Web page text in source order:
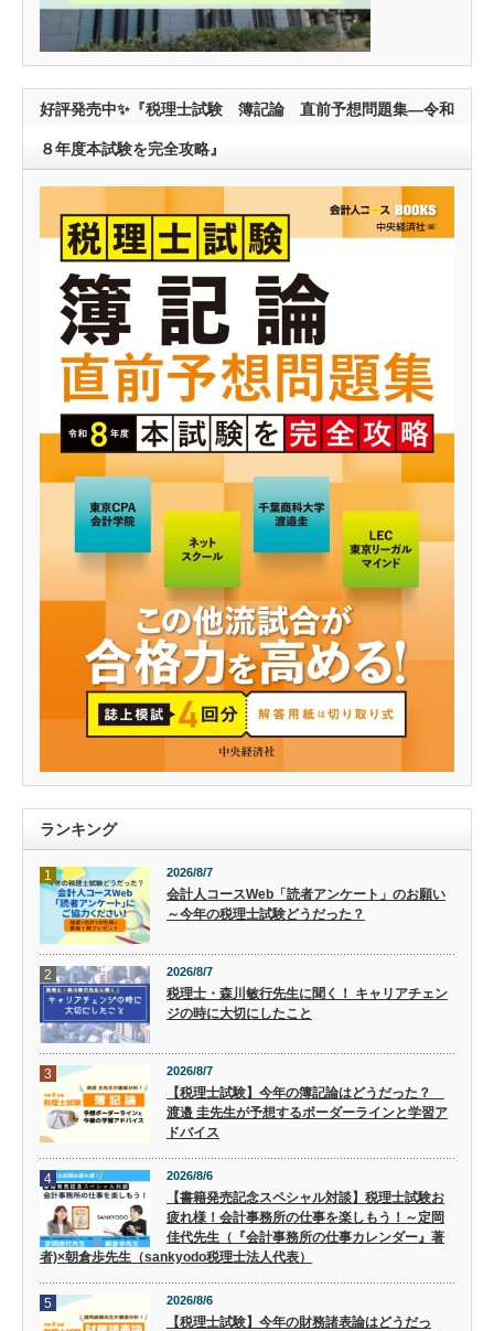
好評発売中✨『税理士試験 簿記論 直前予想問題集―令和
８年度本試験を完全攻略』
ランキング
1 2026/8/7
会計人コースWeb「読者アンケート」のお願い
～今年の税理士試験どうだった？
2 2026/8/7
税理士・森川敏行先生に聞く！ キャリアチェン
ジの時に大切にしたこと
3 2026/8/7
【税理士試験】今年の簿記論はどうだった？
渡邉 圭先生が予想するボーダーラインと学習ア
ドバイス
4 2026/8/6
【書籍発売記念スペシャル対談】税理士試験お
疲れ様！会計事務所の仕事を楽しもう！～定岡
佳代先生（『会計事務所の仕事カレンダー』著
者)×朝倉歩先生（sankyodo税理士法人代表）
5 2026/8/6
【税理士試験】今年の財務諸表論はどうだっ